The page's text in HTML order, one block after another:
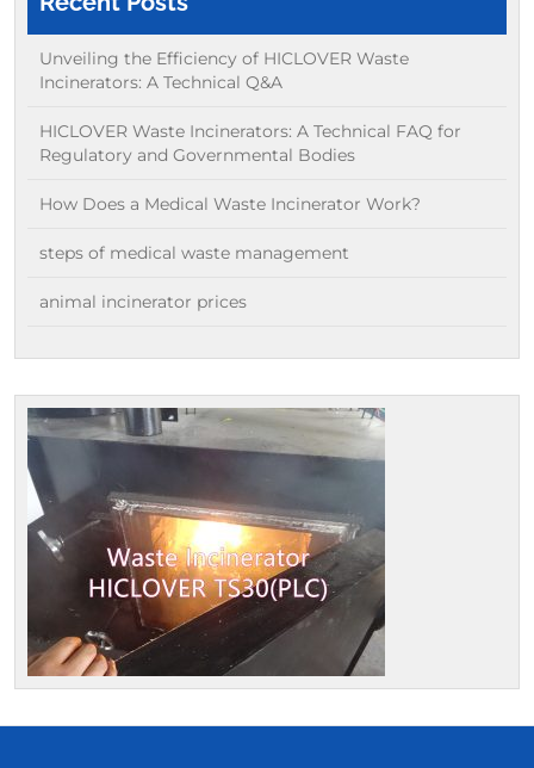
Unveiling the Efficiency of HICLOVER Waste
Incinerators: A Technical Q&A
HICLOVER Waste Incinerators: A Technical FAQ for
Regulatory and Governmental Bodies
How Does a Medical Waste Incinerator Work?
steps of medical waste management
animal incinerator prices